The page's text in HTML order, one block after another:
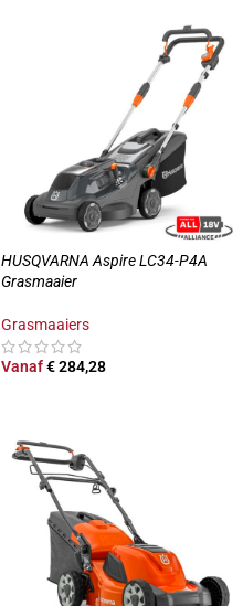
HUSQVARNA Aspire LC34-P4A
Grasmaaier
Grasmaaiers
Vanaf€284,28